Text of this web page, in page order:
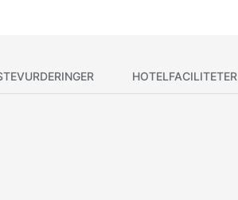
HOTELFACILITETER